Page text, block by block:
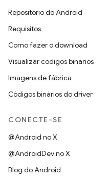
Repositório do Android
Requisitos
Como fazer o download
Visualizar códigos binários
Imagens de fábrica
Códigos binários do driver
CONECTE-SE
@Android no X
@AndroidDev no X
Blog do Android